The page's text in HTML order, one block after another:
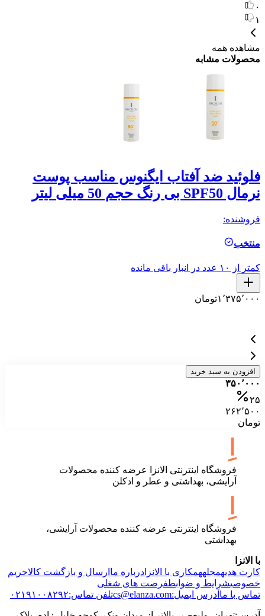
۰
۱
مشاهده همه
محصولات مشابه
فلوئید ضد آفتاب ایگنوس مناسب پوست
نرمال SPF50 بی رنگ حجم 50 میلی لیتر
فروشنده:
منتخب
کمتر از ۱۰ عدد در انبار باقی مانده
۱٬۳۷۵٬۰۰۰تومان
افزودن به سبد خرید
۳۵۰٬۰۰۰
۲۵
۲۶۲٬۵۰۰
تومان
فروشگاه اینترنتی الانزا عرضه کننده محصولات
آرایشی، بهداشتی و عطر و ادکلن
فروشگاه اینترنتی عرضه کننده محصولات آرایشی،
بهداشتی
با الانزا
کارت هدیهمجلههمکاری با الانزا درباره ما ارسال و بازگشت کالاحریم
خصوصیشرایط و ضوابطفرصت های شغلی
تماس با ما آدرس ایمیل:cs@elanza.com تلفن تماس:۰۲۱۹۱۰۰۸۲۹۲